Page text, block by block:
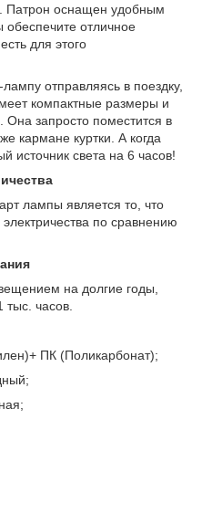
Патрон оснащен удобным
отличное
для этого
отправляясь в поездку,
компактные размеры и
Она запросто поместится в
кармане куртки. А когда
источник света на 6 часов!
лампы является то, что
по сравнению
на долгие годы,
тыс. часов.
ПК (Поликарбонат);